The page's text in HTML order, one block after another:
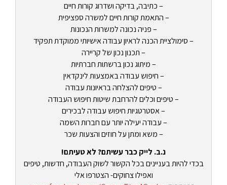
– כתיבה, בדיקה ושדרוג קורות חיים
– התאמת קורות חיים למשרה ספציפית
– פניה נכונה למשרות הנכונות
– סימולציית הכנה לראיון עבודה אישיותי ממוקדת תפקיד
– תכנון נכון של קריירה
– מיתוג נכון ברשתות חברתיות
– חיפוש עבודה באמצעות לינקדאין
– טיפים להצלחה בראיונות עבודה
– טיפים וכלים להרחבת שיטות חיפוש העבודה
– אסטרטגיות חיפוש עבודה לבכירים
– עבודה יעילה יותר עם חברות השמה
– משא ומתן על חוזים והצעות שכר
נ.ב. לייק כבר עשיתם? לא טעיתם!
בכדי להיות בעניינים בכל הקשור לשוק העבודה, חדשות, טיפים
ואפילו צחוקים- הצטרפו אלי